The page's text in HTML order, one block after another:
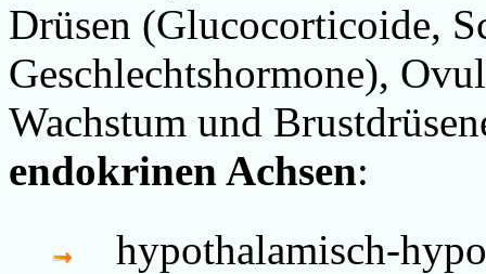
Drüsen (Glucocorticoide,
Geschlechtshormone),
Wachstum und
endokrinen Achsen:
hypothalamisch-